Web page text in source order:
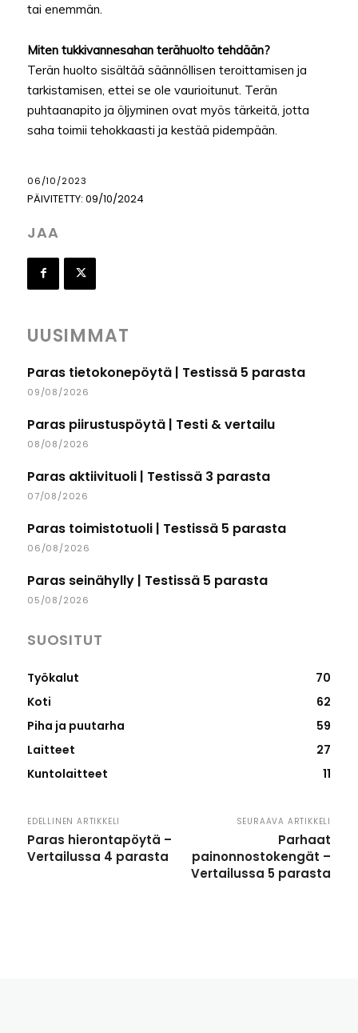
tai enemmän.
Miten tukkivannesahan terähuolto tehdään?
Terän huolto sisältää säännöllisen teroittamisen ja
tarkistamisen, ettei se ole vaurioitunut. Terän
puhtaanapito ja öljyminen ovat myös tärkeitä, jotta
saha toimii tehokkaasti ja kestää pidempään.
06/10/2023
PÄIVITETTY: 09/10/2024
JAA
UUSIMMAT
Paras tietokonepöytä | Testissä 5 parasta
09/08/2026
Paras piirustuspöytä | Testi & vertailu
08/08/2026
Paras aktiivituoli | Testissä 3 parasta
07/08/2026
Paras toimistotuoli | Testissä 5 parasta
06/08/2026
Paras seinähylly | Testissä 5 parasta
05/08/2026
SUOSITUT
Työkalut
70
Koti
62
Piha ja puutarha
59
Laitteet
27
Kuntolaitteet
11
EDELLINEN ARTIKKELI
Paras hierontapöytä –
Vertailussa 4 parasta
SEURAAVA ARTIKKELI
Parhaat
painonnostokengät –
Vertailussa 5 parasta